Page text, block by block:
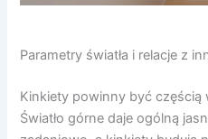
Parametry światła i relacje z
Kinkiety powinny być
Światło górne daje ogólną